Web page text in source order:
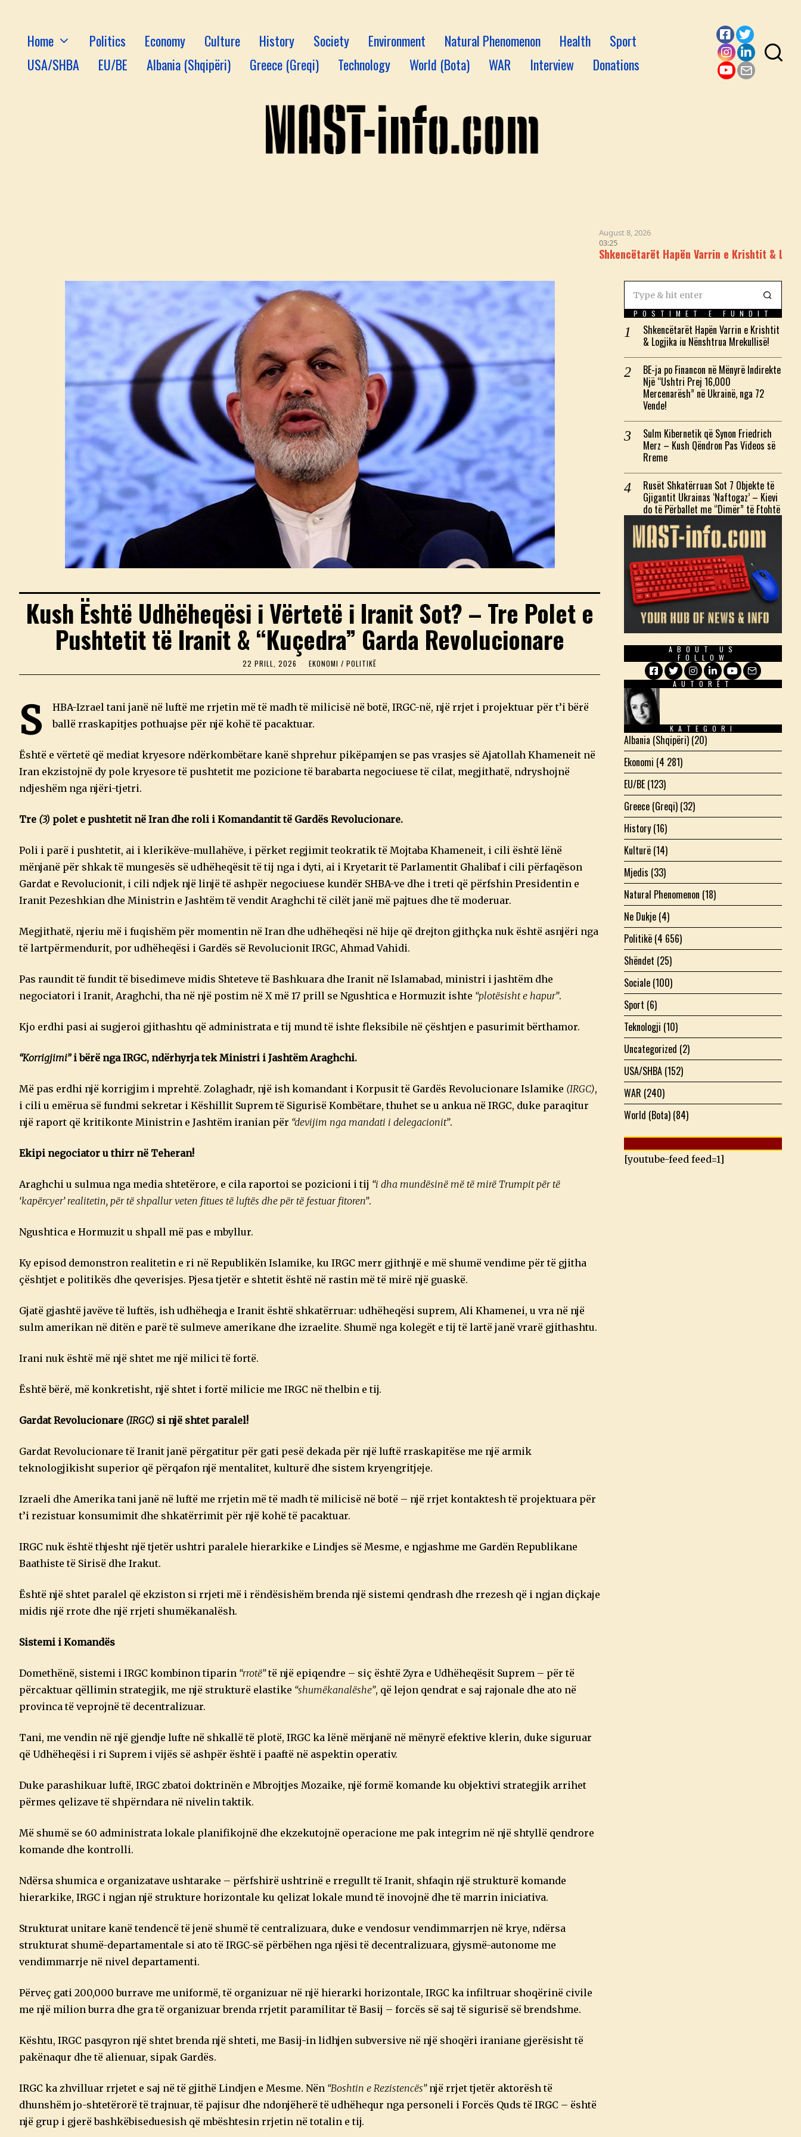
Home Politics Economy Culture History Society Environment Natural Phenomenon Health
Sport
USA/SHBA
EU/BE Albania (Shqipëri) Greece (Greqi) Technology World (Bota) WAR Interview Donations
Facebook
Twitter
Instagram
LinkedIn
August 8, 2026
Shkencëtarët Hapën Varrin e Krishtit & Logjika iu
Kush Është Udhëheqësi i Vërtetë i Iranit Sot? – Tre Polet e
Pushtetit të Iranit & “Kuçedra” Garda Revolucionare
22 PRILL, 2026
2
L
L
,
0
2
6
EKONOMI / POLITIKË
S
HBA-Izrael tani janë në luftë me rrjetin më të madh të milicisë në botë, IRGC-në, një rrjet i projektuar për t’i bërë
ballë rraskapitjes pothuajse për një kohë të pacaktuar.
Është e vërtetë që mediat kryesore ndërkombëtare kanë shprehur pikëpamjen se pas vrasjes së Ajatollah Khameneit në
Iran ekzistojnë dy pole kryesore të pushtetit me pozicione të barabarta negociuese të cilat, megjithatë, ndryshojnë
ndjeshëm nga njëri-tjetri.
Tre (3) polet e pushtetit në Iran dhe roli i Komandantit të Gardës Revolucionare.
Poli i parë i pushtetit, ai i klerikëve-mullahëve, i përket regjimit teokratik të Mojtaba Khameneit, i cili është lënë
mënjanë për shkak të mungesës së udhëheqësit të tij nga i dyti, ai i Kryetarit të Parlamentit Ghalibaf i cili përfaqëson
Gardat e Revolucionit, i cili ndjek një linjë të ashpër negociuese kundër SHBA-ve dhe i treti që përfshin Presidentin e
Iranit Pezeshkian dhe Ministrin e Jashtëm të vendit Araghchi të cilët janë më pajtues dhe të moderuar.
Megjithatë, njeriu më i fuqishëm për momentin në Iran dhe udhëheqësi në hije që drejton gjithçka nuk është asnjëri nga
të lartpërmendurit, por udhëheqësi i Gardës së Revolucionit IRGC, Ahmad Vahidi.
Pas raundit të fundit të bisedimeve midis Shteteve të Bashkuara dhe Iranit në Islamabad, ministri i jashtëm dhe
negociatori i Iranit, Araghchi, tha në një postim në X më 17 prill se Ngushtica e Hormuzit ishte “plotësisht e hapur”.
Kjo erdhi pasi ai sugjeroi gjithashtu që administrata e tij mund të ishte fleksibile në çështjen e pasurimit bërthamor.
“Korrigjimi” i bërë nga IRGC, ndërhyrja tek Ministri i Jashtëm Araghchi.
Më pas erdhi një korrigjim i mprehtë. Zolaghadr, një ish komandant i Korpusit të Gardës Revolucionare Islamike (IRGC),
i cili u emërua së fundmi sekretar i Këshillit Suprem të Sigurisë Kombëtare, thuhet se u ankua në IRGC, duke paraqitur
një raport që kritikonte Ministrin e Jashtëm iranian për “devijim nga mandati i delegacionit”.
Ekipi negociator u thirr në Teheran!
Araghchi u sulmua nga media shtetërore, e cila raportoi se pozicioni i tij “i dha mundësinë më të mirë Trumpit për të
‘kapërcyer’ realitetin, për të shpallur veten fitues të luftës dhe për të festuar fitoren”.
Ngushtica e Hormuzit u shpall më pas e mbyllur.
Ky episod demonstron realitetin e ri në Republikën Islamike, ku IRGC merr gjithnjë e më shumë vendime për të gjitha
çështjet e politikës dhe qeverisjes. Pjesa tjetër e shtetit është në rastin më të mirë një guaskë.
Gjatë gjashtë javëve të luftës, ish udhëheqja e Iranit është shkatërruar: udhëheqësi suprem, Ali Khamenei, u vra në një
sulm amerikan në ditën e parë të sulmeve amerikane dhe izraelite. Shumë nga kolegët e tij të lartë janë vrarë gjithashtu.
Irani nuk është më një shtet me një milici të fortë.
Është bërë, më konkretisht, një shtet i fortë milicie me IRGC në thelbin e tij.
Gardat Revolucionare (IRGC) si një shtet paralel!
Gardat Revolucionare të Iranit janë përgatitur për gati pesë dekada për një luftë rraskapitëse me një armik
teknologjikisht superior që përqafon një mentalitet, kulturë dhe sistem kryengritjeje.
Izraeli dhe Amerika tani janë në luftë me rrjetin më të madh të milicisë në botë – një rrjet kontaktesh të projektuara për
t’i rezistuar konsumimit dhe shkatërrimit për një kohë të pacaktuar.
IRGC nuk është thjesht një tjetër ushtri paralele hierarkike e Lindjes së Mesme, e ngjashme me Gardën Republikane
Baathiste të Sirisë dhe Irakut.
Është një shtet paralel që ekziston si rrjeti më i rëndësishëm brenda një sistemi qendrash dhe rrezesh që i ngjan diçkaje
midis një rrote dhe një rrjeti shumëkanalësh.
Sistemi i Komandës
Domethënë, sistemi i IRGC kombinon tiparin “rrotë”të një epiqendre – siç është Zyra e Udhëheqësit Suprem – për të
përcaktuar qëllimin strategjik, me një strukturë elastike “shumëkanalëshe”, që lejon qendrat e saj rajonale dhe ato në
provinca të veprojnë të decentralizuar.
Tani, me vendin në një gjendje lufte në shkallë të plotë, IRGC ka lënë mënjanë në mënyrë efektive klerin, duke siguruar
që Udhëheqësi i ri Suprem i vijës së ashpër është i paaftë në aspektin operativ.
Duke parashikuar luftë, IRGC zbatoi doktrinën e Mbrojtjes Mozaike, një formë komande ku objektivi strategjik arrihet
përmes qelizave të shpërndara në nivelin taktik.
Më shumë se 60 administrata lokale planifikojnë dhe ekzekutojnë operacione me pak integrim në një shtyllë qendrore
komande dhe kontrolli.
Ndërsa shumica e organizatave ushtarake – përfshirë ushtrinë e rregullt të Iranit, shfaqin një strukturë komande
hierarkike, IRGC i ngjan një strukture horizontale ku qelizat lokale mund të inovojnë dhe të marrin iniciativa.
Strukturat unitare kanë tendencë të jenë shumë të centralizuara, duke e vendosur vendimmarrjen në krye, ndërsa
strukturat shumë-departamentale si ato të IRGC-së përbëhen nga njësi të decentralizuara, gjysmë-autonome me
vendimmarrje në nivel departamenti.
Përveç gati 200,000 burrave me uniformë, të organizuar në një hierarki horizontale, IRGC ka infiltruar shoqërinë civile
me një milion burra dhe gra të organizuar brenda rrjetit paramilitar të Basij – forcës së saj të sigurisë së brendshme.
Kështu, IRGC pasqyron një shtet brenda një shteti, me Basij-in lidhjen subversive në një shoqëri iraniane gjerësisht të
pakënaqur dhe të alienuar, sipak Gardës.
IRGC ka zhvilluar rrjetet e saj në të gjithë Lindjen e Mesme. Nën “Boshtin e Rezistencës” një rrjet tjetër aktorësh të
dhunshëm jo-shtetërorë të trajnuar, të pajisur dhe ndonjëherë të udhëhequr nga personeli i Forcës Quds të IRGC – është
një grup i gjerë bashkëbiseduesish që mbështesin rrjetin në totalin e tij.
POSTIMET E FUNDIT
Shkencëtarët Hapën Varrin e Krishtit
& Logjika iu Nënshtrua Mrekullisë!
BE-ja po Financon në Mënyrë Indirekte
Një “Ushtri Prej 16,000
Mercenarësh” në Ukrainë, nga 72
Vende!
Sulm Kibernetik që Synon Friedrich
Merz – Kush Qëndron Pas Videos së
Rreme
Rusët Shkatërruan Sot 7 Objekte të
Gjigantit Ukrainas ‘Naftogaz’ – Kievi
do të Përballet me “Dimër” të Ftohtë
ABOUT US
FOLLOW
Facebook
TwitterInstagram
LinkedIn
YouTube
Email
AUTORËT
KATEGORI
Albania (Shqipëri) (20)
Ekonomi (4 281)
EU/BE (123)
Greece (Greqi) (32)
History (16)
Kulturë (14)
Mjedis (33)
Natural Phenomenon (18)
Ne Dukje (4)
Politikë (4 656)
Shëndet (25)
Sociale (100)
Sport (6)
Teknologji (10)
Uncategorized (2)
USA/SHBA (152)
WAR (240)
World (Bota) (84)
[youtube-feed feed=1]